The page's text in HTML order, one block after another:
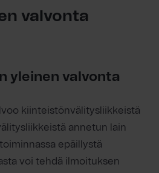
valvonta
yleinen valvonta
kiinteistönvälitysliikkeistä
annetun lain
epäillystä
voi tehdä ilmoituksen